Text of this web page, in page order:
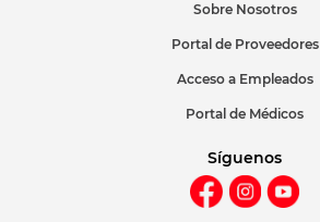
Sobre Nosotros
Portal de Proveedores
Acceso a Empleados
Portal de Médicos
Síguenos